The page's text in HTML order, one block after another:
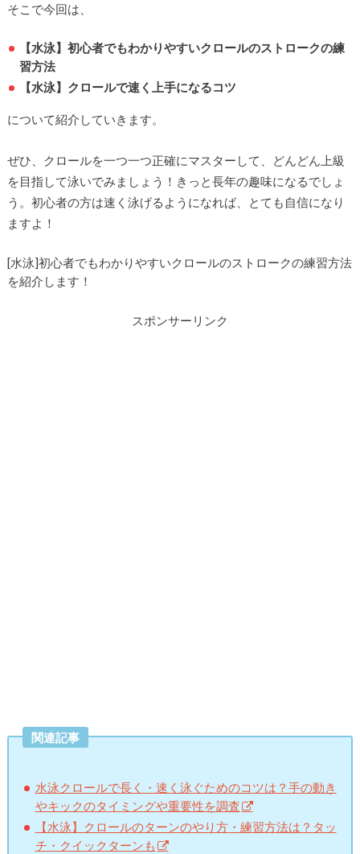
そこで今回は、
【水泳】初心者でもわかりやすいクロールのストロークの練
習方法
【水泳】クロールで速く上手になるコツ
について紹介していきます。
ぜひ、クロールを一つ一つ正確にマスターして、どんどん上級
を目指して泳いでみましょう！きっと長年の趣味になるでしょ
う。初心者の方は速く泳げるようになれば、とても自信になり
ますよ！
[水泳]初心者でもわかりやすいクロールのストロークの練習方法
を紹介します！
スポンサーリンク
関連記事
水泳クロールで長く・速く泳ぐためのコツは？手の動き
やキックのタイミングや重要性を調査
【水泳】クロールのターンのやり方・練習方法は？タッ
チ・クイックターンも